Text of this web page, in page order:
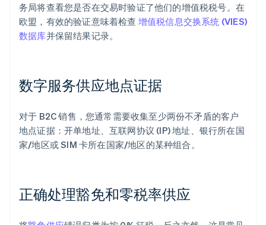
务局将查看您是否在交易时验证了他们的增值税税号。在
欧盟，有效的验证意味着检查 增值税信息交换系统 (VIES)
数据库并保留结果记录。
数字服务供应地点证据
对于 B2C 销售，您通常需要收集至少两份不矛盾的客户
地点证据：开单地址、互联网协议 (IP) 地址、银行所在国
家/地区或 SIM 卡所在国家/地区的某种组合。
正确处理豁免和零税率供应